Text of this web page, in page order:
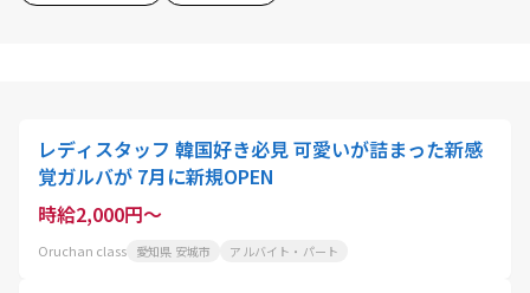
レディスタッフ 韓国好き必見 可愛いが詰まった新感
覚ガルバが 7月に新規OPEN
時給2,000円～
Oruchan class 愛知県 安城市 アルバイト・パート